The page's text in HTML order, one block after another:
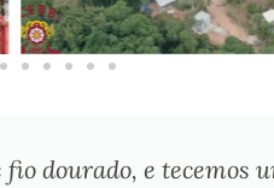
fio dourado, e tecemos